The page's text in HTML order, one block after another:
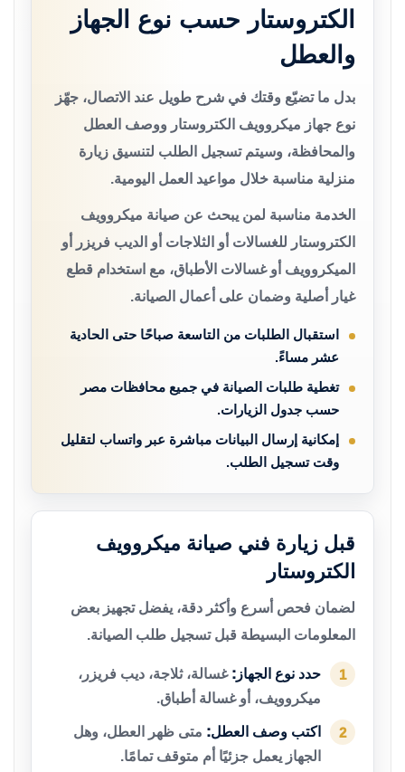
الكتروستار حسب نوع الجهاز
والعطل
بدل ما تضيّع وقتك في شرح طويل عند الاتصال، جهّز
نوع جهاز ميكروويف الكتروستار ووصف العطل
والمحافظة، وسيتم تسجيل الطلب لتنسيق زيارة
منزلية مناسبة خلال مواعيد العمل اليومية.
الخدمة مناسبة لمن يبحث عن صيانة ميكروويف
الكتروستار للغسالات أو الثلاجات أو الديب فريزر أو
الميكروويف أو غسالات الأطباق، مع استخدام قطع
غيار أصلية وضمان على أعمال الصيانة.
استقبال الطلبات من التاسعة صباحًا حتى الحادية
عشر مساءً.
تغطية طلبات الصيانة في جميع محافظات مصر
حسب جدول الزيارات.
إمكانية إرسال البيانات مباشرة عبر واتساب لتقليل
وقت تسجيل الطلب.
قبل زيارة فني صيانة ميكروويف
الكتروستار
لضمان فحص أسرع وأكثر دقة، يفضل تجهيز بعض
المعلومات البسيطة قبل تسجيل طلب الصيانة.
1 حدد نوع الجهاز: غسالة، ثلاجة، ديب فريزر،
ميكروويف، أو غسالة أطباق.
2 اكتب وصف العطل: متى ظهر العطل، وهل
الجهاز يعمل جزئيًا أم متوقف تمامًا.